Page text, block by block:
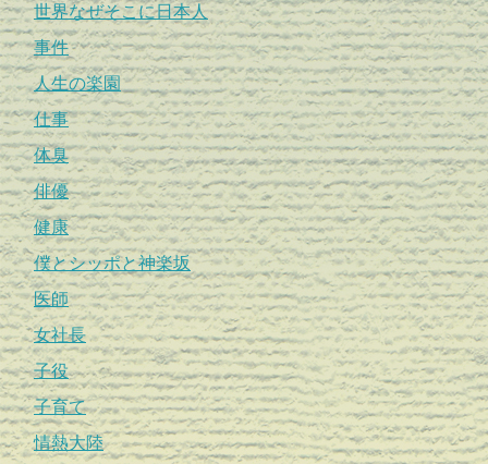
世界なぜそこに日本人
事件
人生の楽園
仕事
体臭
俳優
健康
僕とシッポと神楽坂
医師
女社長
子役
子育て
情熱大陸